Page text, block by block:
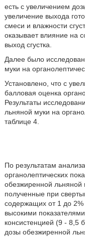
есть с увеличением
увеличение выхода
смеси и влажности
оказывает влияние на
выход сгустка.
Далее было
муки на
Установлено, что с
балловая оценка
Результаты
льняной муки на
таблице 4.
По результатам
органолептических
обезжиренной льняной
полученные при
содержащих от 1 до
высокими
консистенцией (9 - 8,5
дозы обезжиренной